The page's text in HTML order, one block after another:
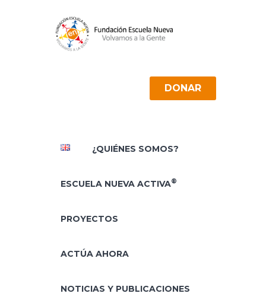
DONAR
¿QUIÉNES SOMOS?
ESCUELA NUEVA ACTIVA®
PROYECTOS
ACTÚA AHORA
NOTICIAS Y PUBLICACIONES